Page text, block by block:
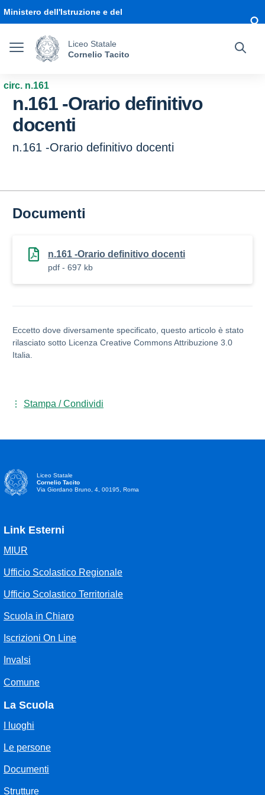
Ministero dell'Istruzione e del
Liceo Statale
Cornelio Tacito
circ. n.161
n.161 -Orario definitivo
docenti
n.161 -Orario definitivo docenti
Documenti
n.161 -Orario definitivo docenti
pdf - 697 kb
Eccetto dove diversamente specificato, questo articolo è stato
rilasciato sotto Licenza Creative Commons Attribuzione 3.0
Italia.
Stampa / Condividi
Liceo Statale
Cornelio Tacito
Via Giordano Bruno, 4, 00195, Roma
Link Esterni
MIUR
Ufficio Scolastico Regionale
Ufficio Scolastico Territoriale
Scuola in Chiaro
Iscrizioni On Line
Invalsi
Comune
La Scuola
I luoghi
Le persone
Documenti
Strutture